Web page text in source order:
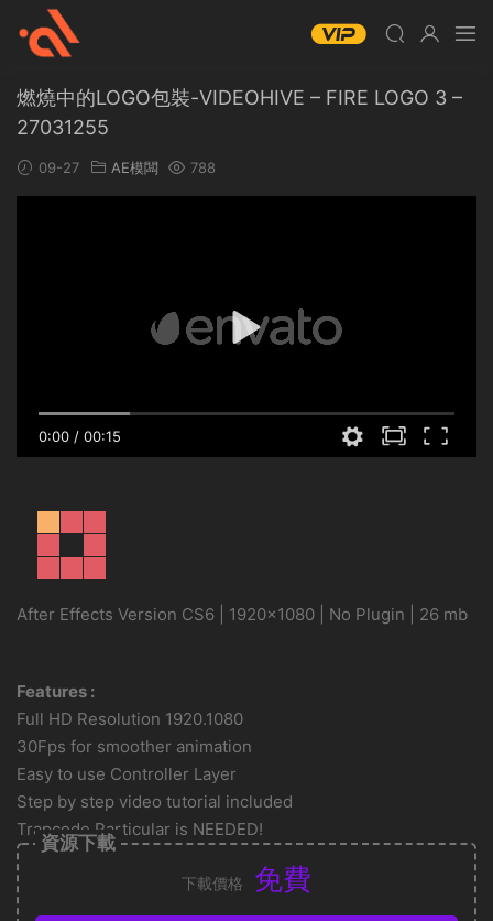
燃燒中的LOGO包裝-VIDEOHIVE – FIRE LOGO 3 –
27031255
09-27 AE模闆 788
0:00 / 00:15
After Effects Version CS6 | 1920×1080 | No Plugin | 26 mb
Features :
Full HD Resolution 1920.1080
30Fps for smoother animation
Easy to use Controller Layer
Step by step video tutorial included
Trapcode Particular is NEEDED!
資源下載
下載價格 免費